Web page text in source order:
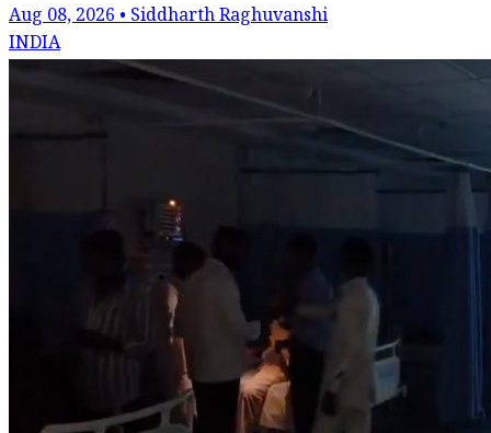
Aug 08, 2026 • Siddharth Raghuvanshi
INDIA